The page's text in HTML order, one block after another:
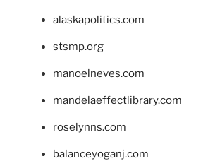
alaskapolitics.com
stsmp.org
manoelneves.com
mandelaeffectlibrary.com
roselynns.com
balanceyoganj.com